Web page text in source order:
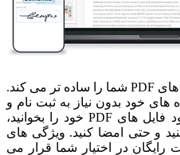
وظایف مربوط به فایل های PDF شما را ساده تر می کند.
های خود بدون نیاز به ثبت نام و
به صورت رایگان، قادر خواهید بود فایل های PDF خود را بخوانید،
و حتی امضا کنید. ویژگی های
در اختیار شما قرار می